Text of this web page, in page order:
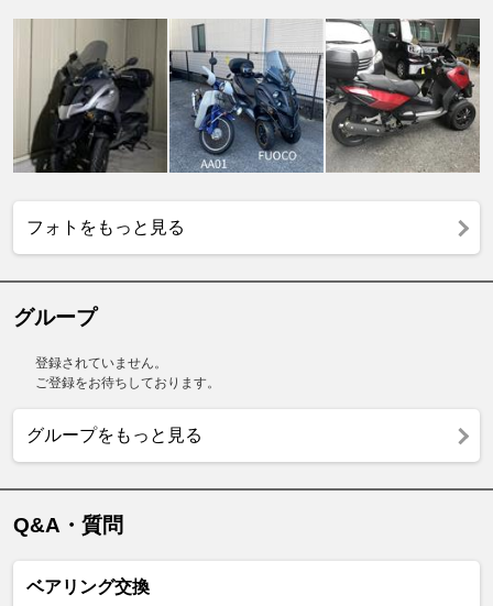
フォトをもっと見る
グループ
登録されていません。
ご登録をお待ちしております。
グループをもっと見る
Q&A・質問
ベアリング交換